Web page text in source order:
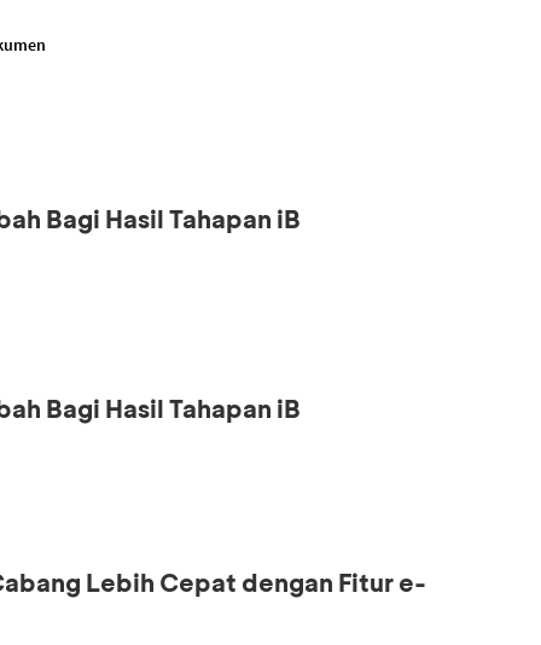
Bagi Hasil Tahapan iB
Bagi Hasil Tahapan iB
Lebih Cepat dengan Fitur e-